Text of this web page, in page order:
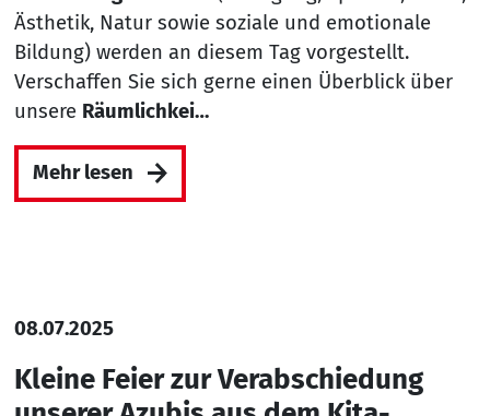
Ästhetik, Natur sowie soziale und emotionale
Bildung) werden an diesem Tag vorgestellt.
Verschaffen Sie sich gerne einen Überblick über
unsere Räumlichkei…
Mehr lesen
08.07.2025
Kleine Feier zur Verabschiedung